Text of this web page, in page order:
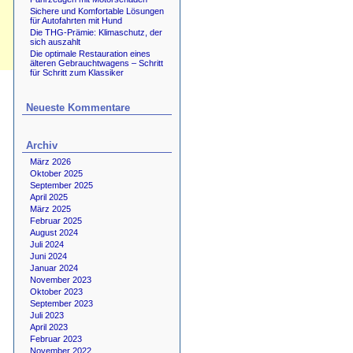
Sichere und Komfortable Lösungen
für Autofahrten mit Hund
Die THG-Prämie: Klimaschutz, der
sich auszahlt
Die optimale Restauration eines
älteren Gebrauchtwagens – Schritt
für Schritt zum Klassiker
Neueste Kommentare
Archiv
März 2026
Oktober 2025
September 2025
April 2025
März 2025
Februar 2025
August 2024
Juli 2024
Juni 2024
Januar 2024
November 2023
Oktober 2023
September 2023
Juli 2023
April 2023
Februar 2023
November 2022